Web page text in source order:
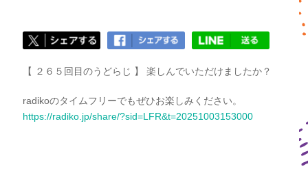
【 ２６５回目のうどらじ 】 楽しんでいただけましたか？
radikoのタイムフリーでもぜひお楽しみください。
https://radiko.jp/share/?sid=LFR&t=20251003153000